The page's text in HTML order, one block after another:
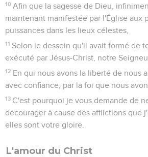
10 Afin que la sagesse de Dieu,
maintenant manifestée par l'Église aux
puissances dans les lieux célestes,
11 Selon le dessein qu'il avait formé de
exécuté par Jésus-Christ, notre
12 En qui nous avons la liberté de nous
avec confiance, par la foi que nous
13 C'est pourquoi je vous demande de
décourager à cause des afflictions que
elles sont votre gloire.
L'amour du Christ